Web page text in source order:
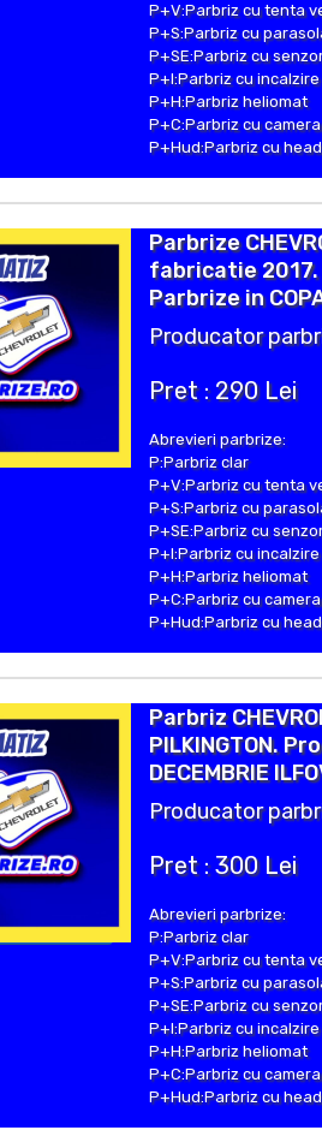
P+V:Parbriz cu tenta
P+S:Parbriz cu
P+SE:Parbriz cu
P+I:Parbriz cu incalzire
P+H:Parbriz heliomat
P+C:Parbriz cu camera
P+Hud:Parbriz cu
Parbrize
fabricatie
Parbrize in
Producator
Pret : 290 Lei
Abrevieri parbrize:
P:Parbriz clar
P+V:Parbriz cu tenta
P+S:Parbriz cu
P+SE:Parbriz cu
P+I:Parbriz cu incalzire
P+H:Parbriz heliomat
P+C:Parbriz cu camera
P+Hud:Parbriz cu
Parbriz
PILKINGTON.
DECEMBRIE
Producator
Pret : 300 Lei
Abrevieri parbrize:
P:Parbriz clar
P+V:Parbriz cu tenta
P+S:Parbriz cu
P+SE:Parbriz cu
P+I:Parbriz cu incalzire
P+H:Parbriz heliomat
P+C:Parbriz cu camera
P+Hud:Parbriz cu